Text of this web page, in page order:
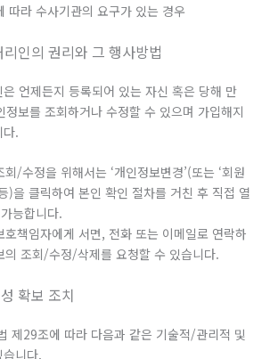
따라 수사기관의 요구가 있는 경우
인의 권리와 그 행사방법
언제든지 등록되어 있는 자신 혹은 당해 만
보를 조회하거나 수정할 수 있으며 가입해지
.
회/수정을 위해서는 ‘개인정보변경’(또는 ‘회원
)을 클릭하여 본인 확인 절차를 거친 후 직접 열
능합니다.
호책임자에게 서면, 전화 또는 이메일로 연락하
의 조회/수정/삭제를 요청할 수 있습니다.
확보 조치
제29조에 따라 다음과 같은 기술적/관리적 및
니다.